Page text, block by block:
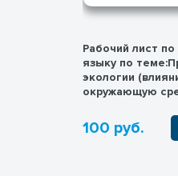
Рабочий лист по
языку по
экологии
окружающую
100 руб.